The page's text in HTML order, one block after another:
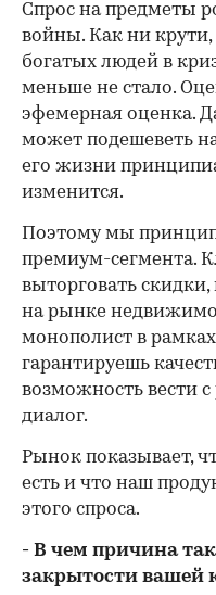
Спрос на предметы
войны. Как ни крути,
богатых людей в
меньше не стало.
эфемерная оценка.
может подешеветь
его жизни
изменится.
Поэтому мы
премиум-сегмента.
выторговать
на рынке
монополист в
гарантируешь
возможность вести
диалог.
Рынок показывает,
есть и что наш
этого спроса.
- В чем причина
закрытости вашей